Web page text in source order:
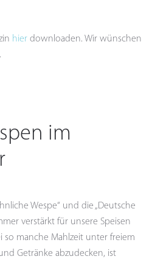
hier downloaden. Wir wünschen
im
Wespe“ und die „Deutsche
verstärkt für unsere Speisen
so manche Mahlzeit unter freiem
Getränke abzudecken, ist